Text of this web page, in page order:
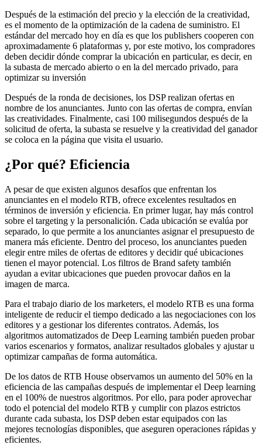
Después de la estimación del precio y la elección de la creatividad,
es el momento de la optimización de la cadena de suministro. El
estándar del mercado hoy en día es que los publishers cooperen con
aproximadamente 6 plataformas y, por este motivo, los compradores
deben decidir dónde comprar la ubicación en particular, es decir, en
la subasta de mercado abierto o en la del mercado privado, para
optimizar su inversión
Después de la ronda de decisiones, los DSP realizan ofertas en
nombre de los anunciantes. Junto con las ofertas de compra, envían
las creatividades. Finalmente, casi 100 milisegundos después de la
solicitud de oferta, la subasta se resuelve y la creatividad del ganador
se coloca en la página que visita el usuario.
¿Por qué? Eficiencia
A pesar de que existen algunos desafíos que enfrentan los
anunciantes en el modelo RTB, ofrece excelentes resultados en
términos de inversión y eficiencia. En primer lugar, hay más control
sobre el targeting y la personalición. Cada ubicación se evalúa por
separado, lo que permite a los anunciantes asignar el presupuesto de
manera más eficiente. Dentro del proceso, los anunciantes pueden
elegir entre miles de ofertas de editores y decidir qué ubicaciones
tienen el mayor potencial. Los filtros de Brand safety también
ayudan a evitar ubicaciones que pueden provocar daños en la
imagen de marca.
Para el trabajo diario de los marketers, el modelo RTB es una forma
inteligente de reducir el tiempo dedicado a las negociaciones con los
editores y a gestionar los diferentes contratos. Además, los
algoritmos automatizados de Deep Learning también pueden probar
varios escenarios y formatos, analizar resultados globales y ajustar u
optimizar campañas de forma automática.
De los datos de RTB House observamos un aumento del 50% en la
eficiencia de las campañas después de implementar el Deep learning
en el 100% de nuestros algoritmos. Por ello, para poder aprovechar
todo el potencial del modelo RTB y cumplir con plazos estrictos
durante cada subasta, los DSP deben estar equipados con las
mejores tecnologías disponibles, que aseguren operaciones rápidas y
eficientes.